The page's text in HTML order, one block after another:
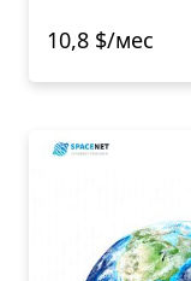
10,8 $/мес